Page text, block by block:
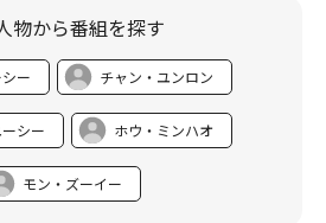
CO., LTD. All rights reserved.
物から番組を探す
ー チャン・ユンロン
シー ホウ・ミンハオ
モン・ズーイー